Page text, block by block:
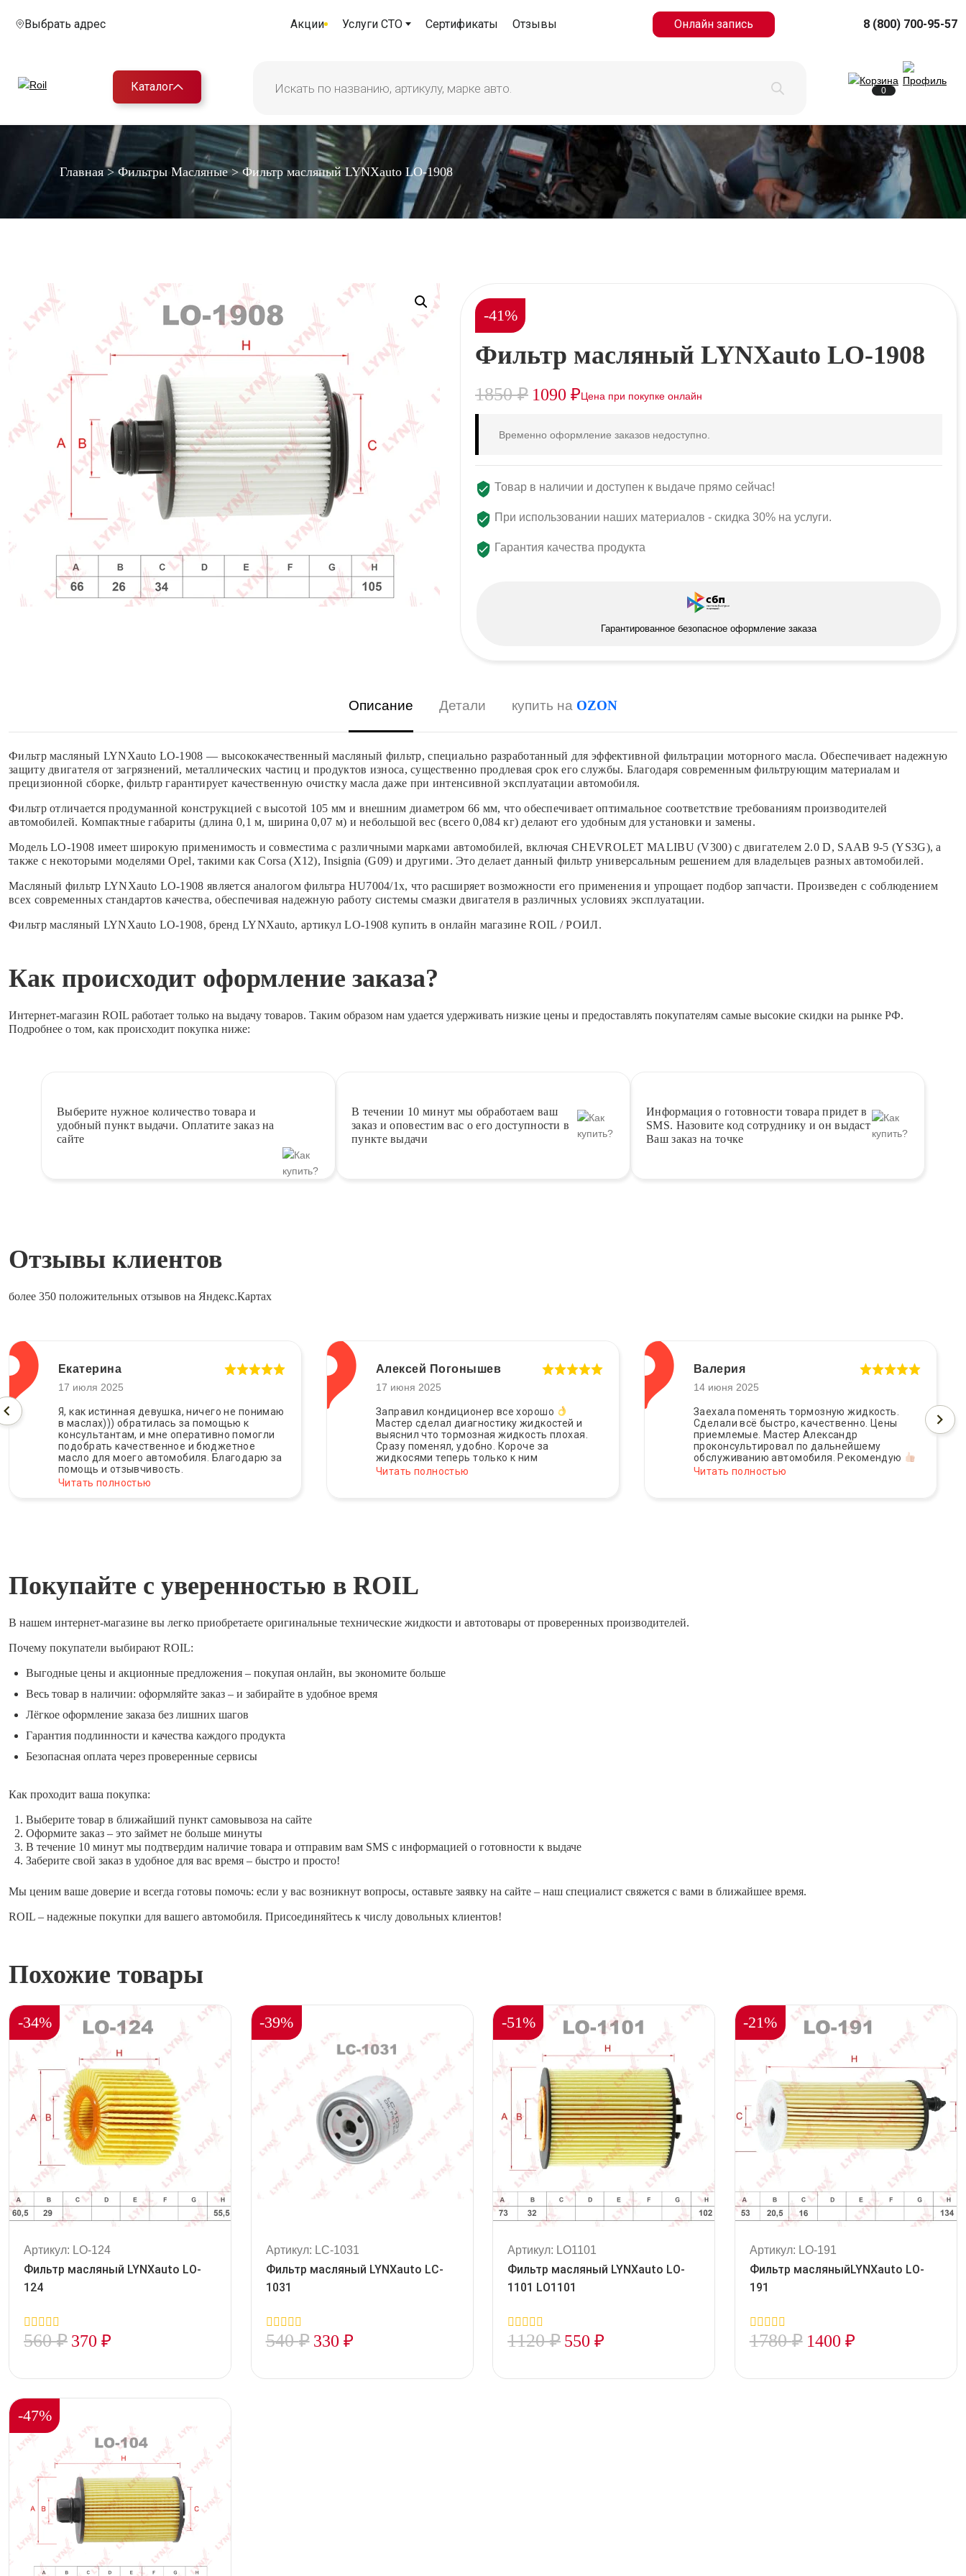
Выбрать адрес Акции Услуги СТО Сертификаты Отзывы Онлайн запись 8 (800) 700-95-57
Каталог 0
Главная> Фильтры Масляные>Фильтр масляный LYNXauto LO-1908
-41%
Фильтр масляный LYNXauto LO-1908
1850₽ 1090 ₽
Временно оформление заказов недоступно.
Товар в наличии и доступен к выдаче прямо сейчас!
При использовании наших материалов - скидка 30% на услуги.
Гарантия качества продукта
Гарантированное безопасное оформление заказа
Описание Детали купить на OZON
Фильтр масляный LYNXauto LO-1908 — высококачественный масляный фильтр, специально разработанный для эффективной фильтрации моторного масла. Обеспечивает надежную
защиту двигателя от загрязнений, металлических частиц и продуктов износа, существенно продлевая срок его службы. Благодаря современным фильтрующим материалам и
прецизионной сборке, фильтр гарантирует качественную очистку масла даже при интенсивной эксплуатации автомобиля.
Фильтр отличается продуманной конструкцией с высотой 105 мм и внешним диаметром 66 мм, что обеспечивает оптимальное соответствие требованиям производителей
автомобилей. Компактные габариты (длина 0,1 м, ширина 0,07 м) и небольшой вес (всего 0,084 кг) делают его удобным для установки и замены.
Модель LO-1908 имеет широкую применимость и совместима с различными марками автомобилей, включая CHEVROLET MALIBU (V300) с двигателем 2.0 D, SAAB 9-5 (YS3G), а
также с некоторыми моделями Opel, такими как Corsa (X12), Insignia (G09) и другими. Это делает данный фильтр универсальным решением для владельцев разных автомобилей.
Масляный фильтр LYNXauto LO-1908 является аналогом фильтра HU7004/1x, что расширяет возможности его применения и упрощает подбор запчасти. Произведен с соблюдением
всех современных стандартов качества, обеспечивая надежную работу системы смазки двигателя в различных условиях эксплуатации.
Фильтр масляный LYNXauto LO-1908, бренд LYNXauto, артикул LO-1908 купить в онлайн магазине ROIL / РОИЛ.
Как происходит оформление заказа?
Интернет-магазин ROIL работает только на выдачу товаров. Таким образом нам удается удерживать низкие цены и предоставлять покупателям самые высокие скидки на рынке РФ.
Подробнее о том, как происходит покупка ниже:
Выберите нужное количество товара и
удобный пункт выдачи. Оплатите заказ на
сайте
В течении 10 минут мы обработаем ваш
заказ и оповестим вас о его доступности в
пункте выдачи
Информация о готовности товара придет в
SMS. Назовите код сотруднику и он выдаст
Ваш заказ на точке
Отзывы клиентов
более 350 положительных отзывов на Яндекс.Картах
Екатерина
17 июля 2025
Я, как истинная девушка, ничего не понимаю
в маслах))) обратилась за помощью к
консультантам, и мне оперативно помогли
подобрать качественное и бюджетное
масло для моего автомобиля. Благодарю за
помощь и отзывчивость.
Читать полностью
Алексей Погонышев
17 июня 2025
Заправил кондиционер все хорошо
Мастер сделал диагностику жидкостей и
выяснил что тормозная жидкость плохая.
Сразу поменял, удобно. Короче за
жидкосями теперь только к ним
Читать полностью
Валерия
14 июня 2025
Заехала поменять тормозную жидкость.
Сделали всё быстро, качественно. Цены
приемлемые. Мастер Александр
проконсультировал по дальнейшему
обслуживанию автомобиля. Рекомендую
Читать полностью
Покупайте с уверенностью в ROIL
В нашем интернет-магазине вы легко приобретаете оригинальные технические жидкости и автотовары от проверенных производителей.
Почему покупатели выбирают ROIL:
Выгодные цены и акционные предложения – покупая онлайн, вы экономите больше
Весь товар в наличии: оформляйте заказ – и забирайте в удобное время
Лёгкое оформление заказа без лишних шагов
Гарантия подлинности и качества каждого продукта
Безопасная оплата через проверенные сервисы
Как проходит ваша покупка:
Выберите товар в ближайший пункт самовывоза на сайте
Оформите заказ – это займет не больше минуты
В течение 10 минут мы подтвердим наличие товара и отправим вам SMS с информацией о готовности к выдаче
Заберите свой заказ в удобное для вас время – быстро и просто!
Мы ценим ваше доверие и всегда готовы помочь: если у вас возникнут вопросы, оставьте заявку на сайте – наш специалист свяжется с вами в ближайшее время.
ROIL – надежные покупки для вашего автомобиля. Присоединяйтесь к числу довольных клиентов!
Похожие товары
-34%
Артикул: LO-124
Фильтр масляный LYNXauto LO-
124
0
out
560₽ 370 ₽
-39%
Артикул: LC-1031
Фильтр масляный LYNXauto LC-
1031
0
out
540₽ 330 ₽
-51%
Артикул: LO1101
Фильтр масляный LYNXauto LO-
1101 LO1101
0
out
1120₽ 550₽
-21%
Артикул: LO-191
Фильтр масляныйLYNXauto LO-
191
0
out
1780₽ 1400 ₽
-47%